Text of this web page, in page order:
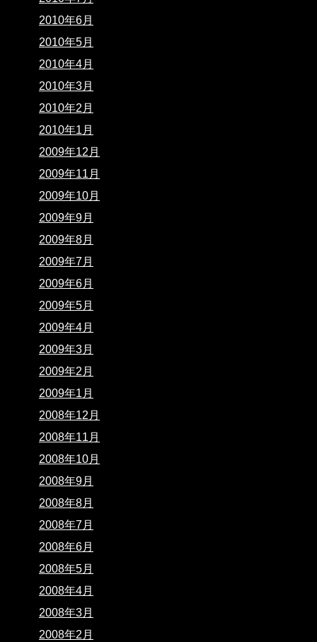
2010年6月
2010年5月
2010年4月
2010年3月
2010年2月
2010年1月
2009年12月
2009年11月
2009年10月
2009年9月
2009年8月
2009年7月
2009年6月
2009年5月
2009年4月
2009年3月
2009年2月
2009年1月
2008年12月
2008年11月
2008年10月
2008年9月
2008年8月
2008年7月
2008年6月
2008年5月
2008年4月
2008年3月
2008年2月